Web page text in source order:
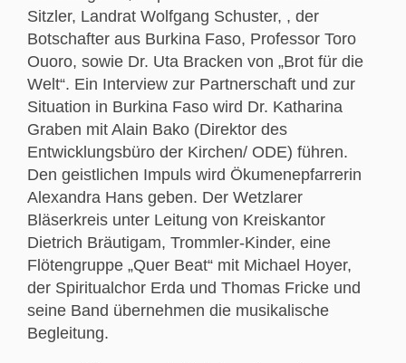
Sitzler, Landrat Wolfgang Schuster, , der
Botschafter aus Burkina Faso, Professor Toro
Ouoro, sowie Dr. Uta Bracken von „Brot für die
Welt“. Ein Interview zur Partnerschaft und zur
Situation in Burkina Faso wird Dr. Katharina
Graben mit Alain Bako (Direktor des
Entwicklungsbüro der Kirchen/ ODE) führen.
Den geistlichen Impuls wird Ökumenepfarrerin
Alexandra Hans geben. Der Wetzlarer
Bläserkreis unter Leitung von Kreiskantor
Dietrich Bräutigam, Trommler-Kinder, eine
Flötengruppe „Quer Beat“ mit Michael Hoyer,
der Spiritualchor Erda und Thomas Fricke und
seine Band übernehmen die musikalische
Begleitung.